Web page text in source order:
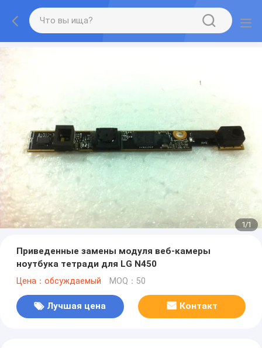
1/1
Приведенные замены модуля веб-камеры
ноутбука тетради для LG N450
Цена：обсуждаемый MOQ：50
Лучшая цена Контакт